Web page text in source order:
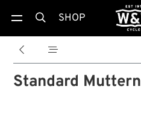
 SHOP
 
Standard Muttern